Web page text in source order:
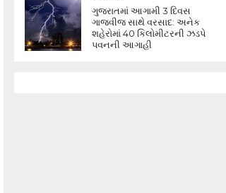
ગુજરાતમાં આગામી 3 દિવસ
ગાજવીજ સાથે વરસાદ: અનેક
શહેરોમાં 40 કિલોમીટરની ઝડપે
પવનની આગાહી